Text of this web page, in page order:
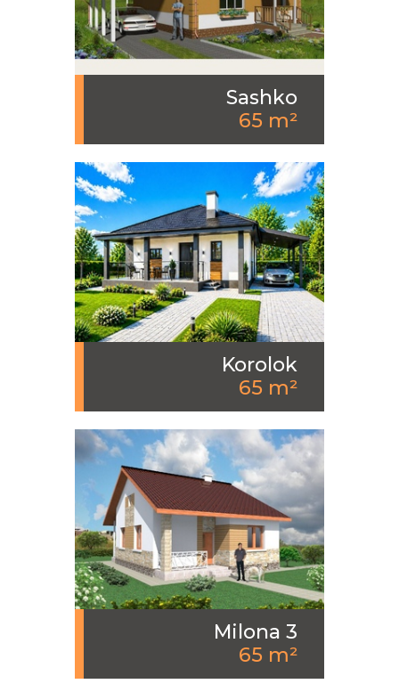
Sashko
65 m²
Korolok
65 m²
Milona 3
65 m²